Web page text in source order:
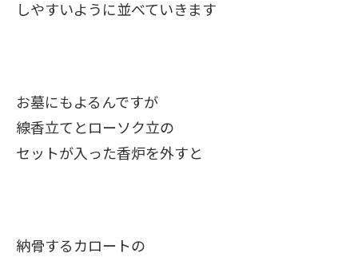
しやすいように並べていきます
お墓にもよるんですが
線香立てとローソク立の
セットが入った香炉を外すと
納骨するカロートの